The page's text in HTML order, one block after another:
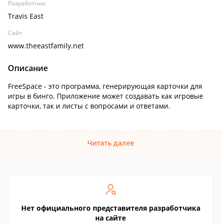
Разработчик
Travis East
Сайт
www.theeastfamily.net
Описание
FreeSpace - это программа, генерирующая карточки для
игры в бинго. Приложение может создавать как игровые
карточки, так и листы с вопросами и ответами.
Читать далее
Нет официального представителя разработчика
на сайте